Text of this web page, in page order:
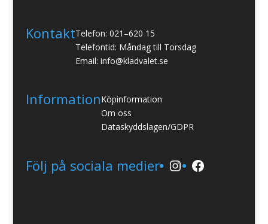
KontaktTelefon: 021–620 15
Telefontid: Måndag till Torsdag
Email: info@kladvalet.se
InformationKöpinformation
Om oss
Dataskyddslagen/GDPR
Följ på sociala medier Instagram
Facebook